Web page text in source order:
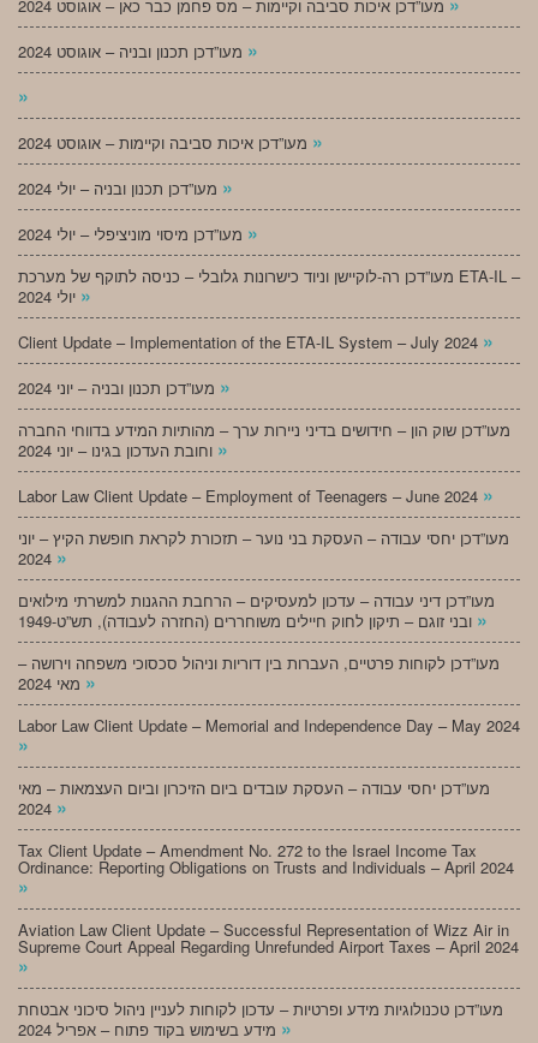
»
»
»
»
»
מעו”דכן רה-לוקיישן וניוד כישרונות גלובלי – כניסה לתוקף של מערכת ETA-IL –
»
Client Update – Implementation of the ETA-IL System – July 2024 »
»
מעו”דכן שוק הון – חידושים בדיני ניירות ערך – מהותיות המידע בדווחי החברה
»
Labor Law Client Update – Employment of Teenagers – June 2024 »
מעו”דכן יחסי עבודה – העסקת בני נוער – תזכורת לקראת חופשת הקיץ – יוני
»
מעו”דכן דיני עבודה – עדכון למעסיקים – הרחבת ההגנות למשרתי מילואים
»
מעו”דכן לקוחות פרטיים, העברות בין דוריות וניהול סכסוכי משפחה וירושה –
»
Labor Law Client Update – Memorial and Independence Day – May 2024
»
מעו”דכן יחסי עבודה – העסקת עובדים ביום הזיכרון וביום העצמאות – מאי
»
Tax Client Update – Amendment No. 272 to the Israel Income Tax
Ordinance: Reporting Obligations on Trusts and Individuals – April 2024
»
Aviation Law Client Update – Successful Representation of Wizz Air in
Supreme Court Appeal Regarding Unrefunded Airport Taxes – April 2024
»
מעו”דכן טכנולוגיות מידע ופרטיות – עדכון לקוחות לעניין ניהול סיכוני אבטחת
»